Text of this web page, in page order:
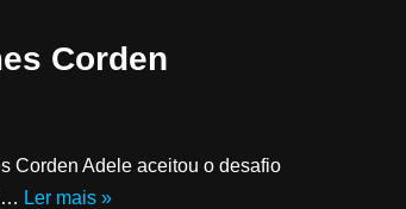
Corden
Corden Adele aceitou o desafio
Ler mais »